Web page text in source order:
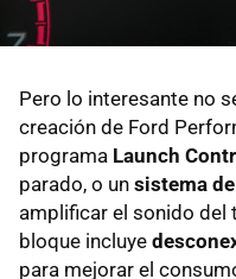
Pero lo interesante no
creación de Ford
programa Launch
parado, o un sistema
amplificar el sonido del
bloque incluye
para mejorar el